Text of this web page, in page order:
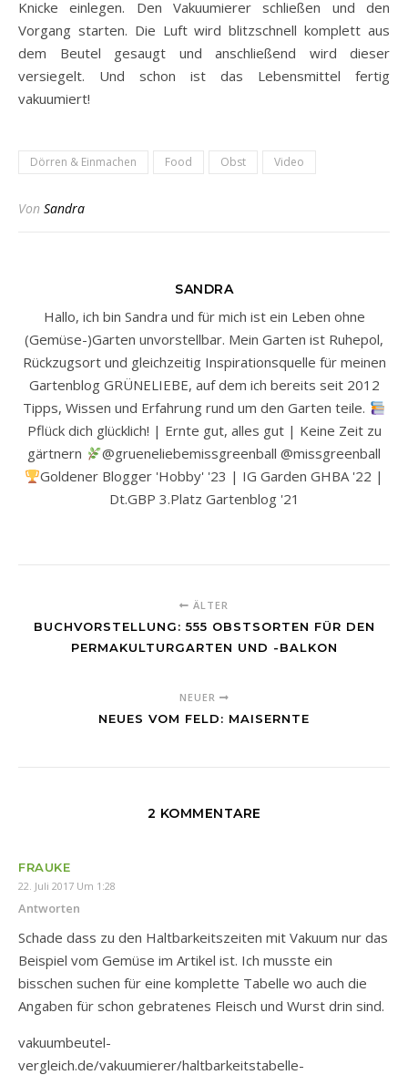
Knicke einlegen. Den Vakuumierer schließen und den
Vorgang starten. Die Luft wird blitzschnell komplett aus
dem Beutel gesaugt und anschließend wird dieser
versiegelt. Und schon ist das Lebensmittel fertig
vakuumiert!
Dörren & Einmachen Food Obst Video
Von Sandra
SANDRA
Hallo, ich bin Sandra und für mich ist ein Leben ohne
(Gemüse-)Garten unvorstellbar. Mein Garten ist Ruhepol,
Rückzugsort und gleichzeitig Inspirationsquelle für meinen
Gartenblog GRÜNELIEBE, auf dem ich bereits seit 2012
Tipps, Wissen und Erfahrung rund um den Garten teile.
Pflück dich glücklich! | Ernte gut, alles gut | Keine Zeit zu
gärtnern
@grueneliebemissgreenball @missgreenball
Goldener Blogger 'Hobby' '23 | IG Garden GHBA '22 |
Dt.GBP 3.Platz Gartenblog '21
ÄLTER
BUCHVORSTELLUNG: 555 OBSTSORTEN FÜR DEN
PERMAKULTURGARTEN UND -BALKON
NEUER
NEUES VOM FELD: MAISERNTE
2 KOMMENTARE
FRAUKE
22. Juli 2017 Um 1:28
Antworten
Schade dass zu den Haltbarkeitszeiten mit Vakuum nur das
Beispiel vom Gemüse im Artikel ist. Ich musste ein
bisschen suchen für eine komplette Tabelle wo auch die
Angaben für schon gebratenes Fleisch und Wurst drin sind.
vakuumbeutel-
vergleich.de/vakuumierer/haltbarkeitstabelle-